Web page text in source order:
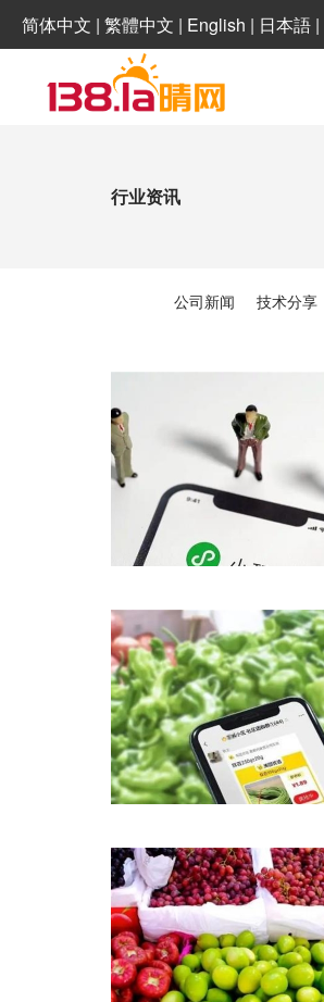
简体中文 | 繁體中文 | English | 日本語 |
行业资讯
公司新闻 技术分享